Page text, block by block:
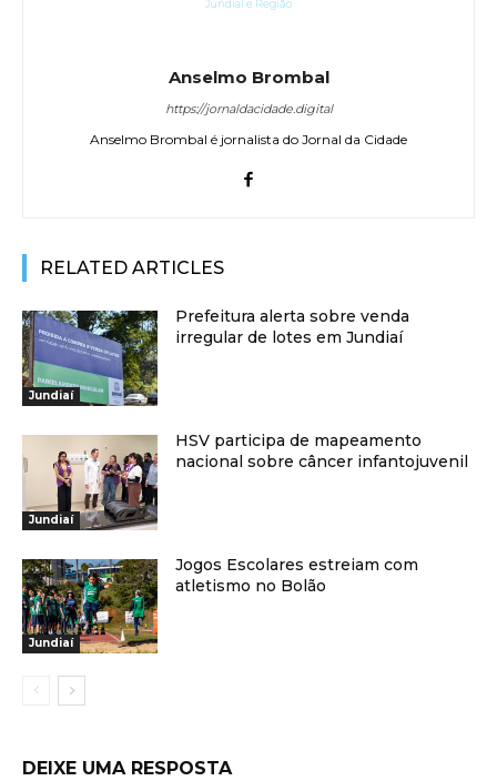
Anselmo Brombal
https://jornaldacidade.digital
Anselmo Brombal é jornalista do Jornal da Cidade
RELATED ARTICLES
Jundiaí
Prefeitura alerta sobre venda
irregular de lotes em Jundiaí
Jundiaí
HSV participa de mapeamento
nacional sobre câncer infantojuvenil
Jundiaí
Jogos Escolares estreiam com
atletismo no Bolão
DEIXE UMA RESPOSTA